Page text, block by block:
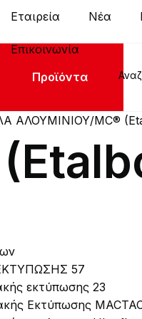
Εταιρεία Νέα
Επικοινωνία
Προϊόντα
ΑΛΟΥΜΙΝΙΟΥ MC®
57
εκτύπωσης 23
Εκτύπωσης